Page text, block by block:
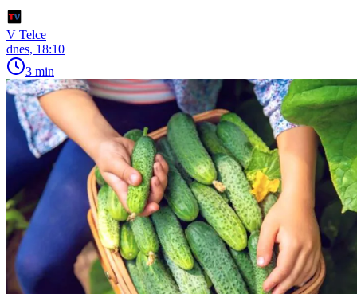
V Telce
dnes, 18:10
3 min